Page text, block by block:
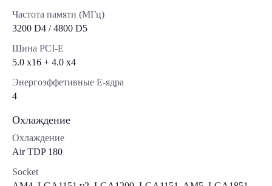
Частота памяти (МГц)
3200 D4 / 4800 D5
Шина PCI-E
5.0 x16 + 4.0 х4
Энергоэффетивные E-ядра
4
Охлаждение
Охлаждение
Air TDP 180
Socket